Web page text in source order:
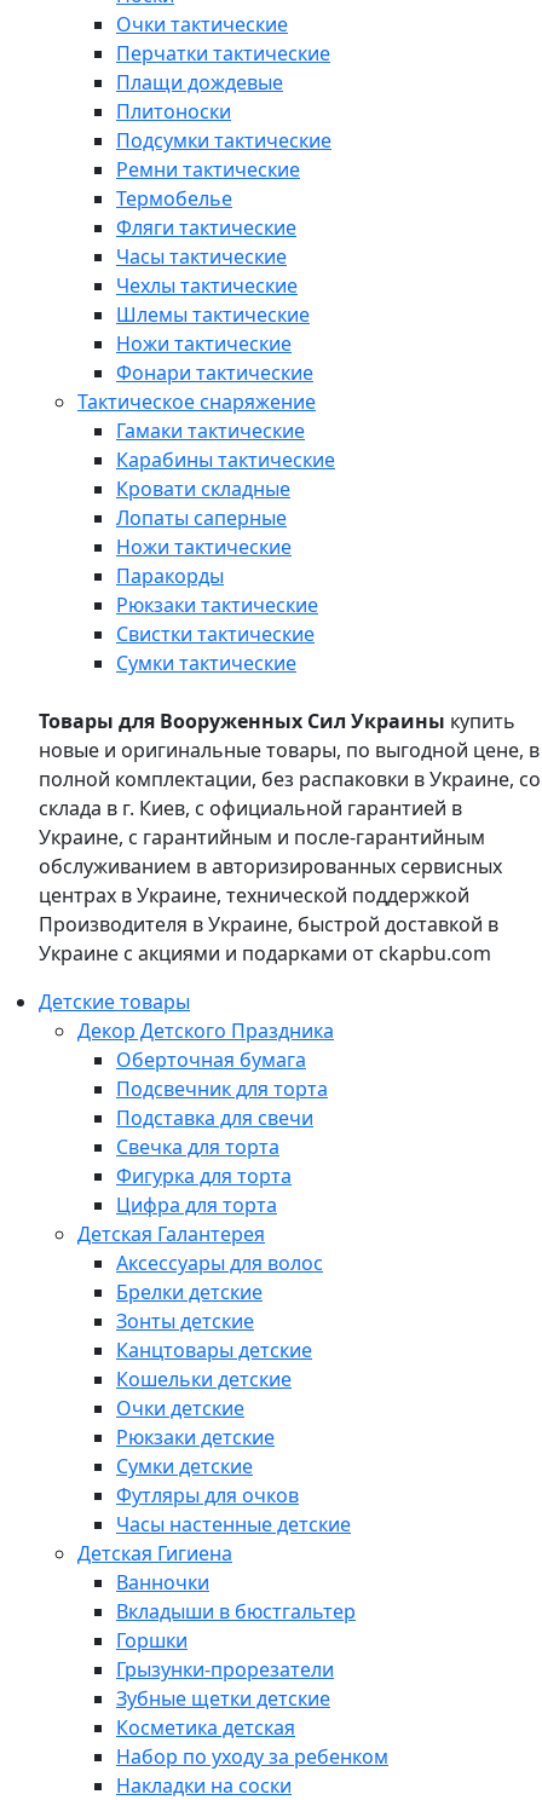
Очки тактические
Перчатки тактические
Плащи дождевые
Плитоноски
Подсумки тактические
Ремни тактические
Термобелье
Фляги тактические
Часы тактические
Чехлы тактические
Шлемы тактические
Ножи тактические
Фонари тактические
Тактическое снаряжение
Гамаки тактические
Карабины тактические
Кровати складные
Лопаты саперные
Ножи тактические
Паракорды
Рюкзаки тактические
Свистки тактические
Сумки тактические
Товары для Вооруженных Сил Украины купить
новые и оригинальные товары, по выгодной цене, в
полной комплектации, без распаковки в Украине, со
склада в г. Киев, с официальной гарантией в
Украине, с гарантийным и после-гарантийным
обслуживанием в авторизированных сервисных
центрах в Украине, технической поддержкой
Производителя в Украине, быстрой доставкой в
Украине с акциями и подарками от ckapbu.com
Детские товары
Декор Детского Праздника
Оберточная бумага
Подсвечник для торта
Подставка для свечи
Свечка для торта
Фигурка для торта
Цифра для торта
Детская Галантерея
Аксессуары для волос
Брелки детские
Зонты детские
Канцтовары детские
Кошельки детские
Очки детские
Рюкзаки детские
Сумки детские
Футляры для очков
Часы настенные детские
Детская Гигиена
Ванночки
Вкладыши в бюстгальтер
Горшки
Грызунки-прорезатели
Зубные щетки детские
Косметика детская
Набор по уходу за ребенком
Накладки на соски